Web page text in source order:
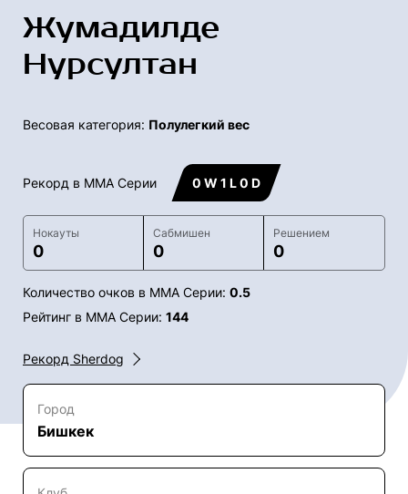
Жумадилде
Нурсултан
Весовая категория: Полулегкий вес
Рекорд в ММА Серии 0 W 1 L 0 D
Нокауты
0
Сабмишен
0
Решением
0
Количество очков в ММА Серии: 0.5
Рейтинг в ММА Серии: 144
Рекорд Sherdog
Город
Бишкек